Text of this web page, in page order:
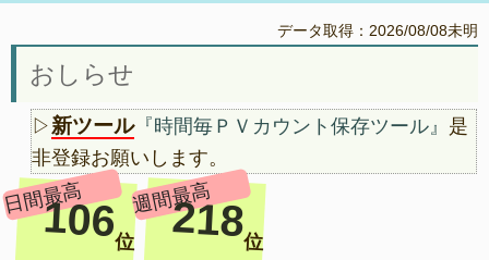
データ取得：2026/08/08未明
おしらせ
▷ 新ツール『時間毎ＰＶカウント保存ツール』 是
非登録お願いします。
日間最高
106位
週間最高
218位